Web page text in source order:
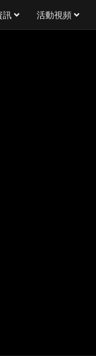
訊 活動視頻